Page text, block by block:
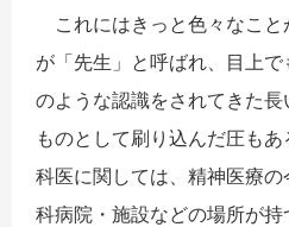
これにはきっと色々なこと
が「先生」と呼ばれ、目上
のような認識をされてきた
ものとして刷り込んだ圧も
科医に関しては、精神医療
科病院・施設などの場所が